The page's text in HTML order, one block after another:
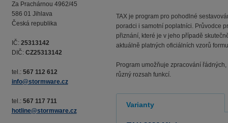
Za Prachárnou 4962/45
586 01 Jihlava
Česká republika
IČ: 25313142
DIČ: CZ25313142
tel.: 567 112 612
info@stormware.cz
tel.: 567 117 711
hotline@stormware.cz
TAX je program pro pohodlné
poradci i samotní poplatníci. Průvodce
přiznání, které je v jeho případě
aktuálně platných oficiálních vzorů
Program umožňuje zpracování
různý rozsah funkcí.
Varianty